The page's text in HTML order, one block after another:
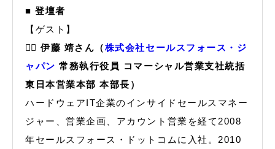
■ 登壇者
【ゲスト】
🙋‍♂️ 伊藤 靖さん（株式会社セールスフォース・ジ
ャパン 常務執行役員 コマーシャル営業支社統括
東日本営業本部 本部長）
ハードウェアIT企業のインサイドセールスマネー
ジャー、営業企画、アカウント営業を経て2008
年セールスフォース・ドットコムに入社。2010